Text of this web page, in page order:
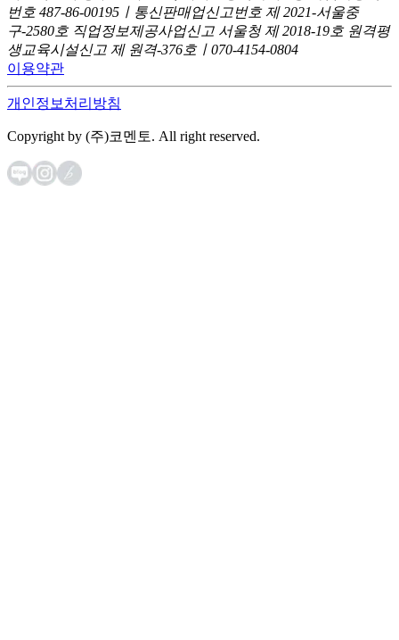
번호 487-86-00195ㅣ통신판매업신고번호 제 2021-서울중
구-2580호 직업정보제공사업신고 서울청 제 2018-19호 원격평
생교육시설신고 제 원격-376호ㅣ070-4154-0804
이용약관
개인정보처리방침
Copyright by (주)코멘토. All right reserved.